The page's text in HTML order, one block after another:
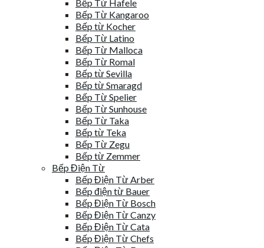
Bếp Từ Hafele
Bếp Từ Kangaroo
Bếp từ Kocher
Bếp Từ Latino
Bếp Từ Malloca
Bếp Từ Romal
Bếp từ Sevilla
Bếp từ Smaragd
Bếp Từ Spelier
Bếp Từ Sunhouse
Bếp Từ Taka
Bếp từ Teka
Bếp Từ Zegu
Bếp từ Zemmer
Bếp Điện Từ
Bếp Điện Từ Arber
Bếp điện từ Bauer
Bếp Điện Từ Bosch
Bếp Điện Từ Canzy
Bếp Điện Từ Cata
Bếp Điện Từ Chefs